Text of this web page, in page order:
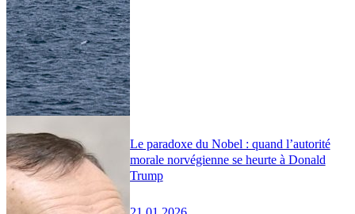
Le paradoxe du Nobel : quand l’autorité
morale norvégienne se heurte à Donald
Trump